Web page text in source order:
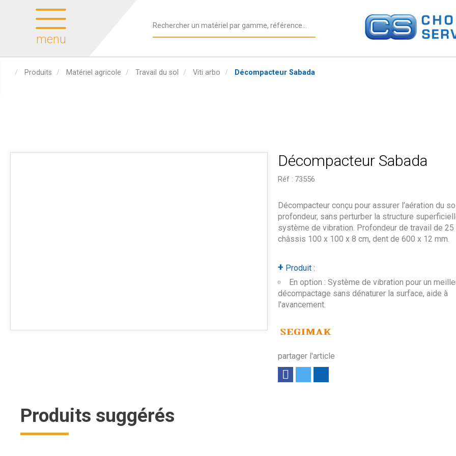
menu
Produits Matériel agricole Travail du sol Viti arbo Décompacteur Sabada
Décompacteur Sabada
Réf : 73556
+ Produit :
En option : Système de vibration pour un
décompactage sans dénaturer la surface, aide à
l'avancement.
partager l'article
Décompacteur conçu pour assurer l’aération du
profondeur, sans perturber la structure
système de vibration. Profondeur de travail de 25
châssis 100 x 100 x 8 cm, dent de 600 x 12 mm.
Produits suggérés